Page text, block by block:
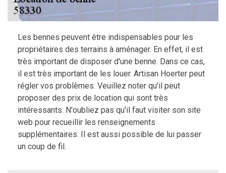
Les bennes peuvent être indispensables pour les
propriétaires des terrains à aménager. En effet, il est
très important de disposer d'une benne. Dans ce cas,
il est très important de les louer. Artisan Hoerter peut
régler vos problèmes. Veuillez noter qu'il peut
proposer des prix de location qui sont très
intéressants. N'oubliez pas qu'il faut visiter son site
web pour recueillir les renseignements
supplémentaires. Il est aussi possible de lui passer
un coup de fil.